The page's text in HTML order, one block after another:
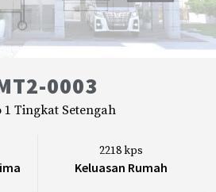
0003
1 Tingkat Setengah
2218 kps
Keluasan Rumah